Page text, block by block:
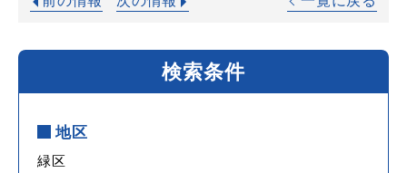
検索条件
地区
緑区